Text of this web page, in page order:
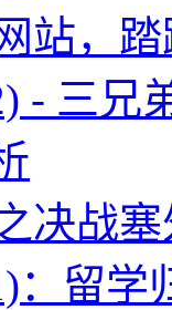
站，
- 三兄
决战
：留学